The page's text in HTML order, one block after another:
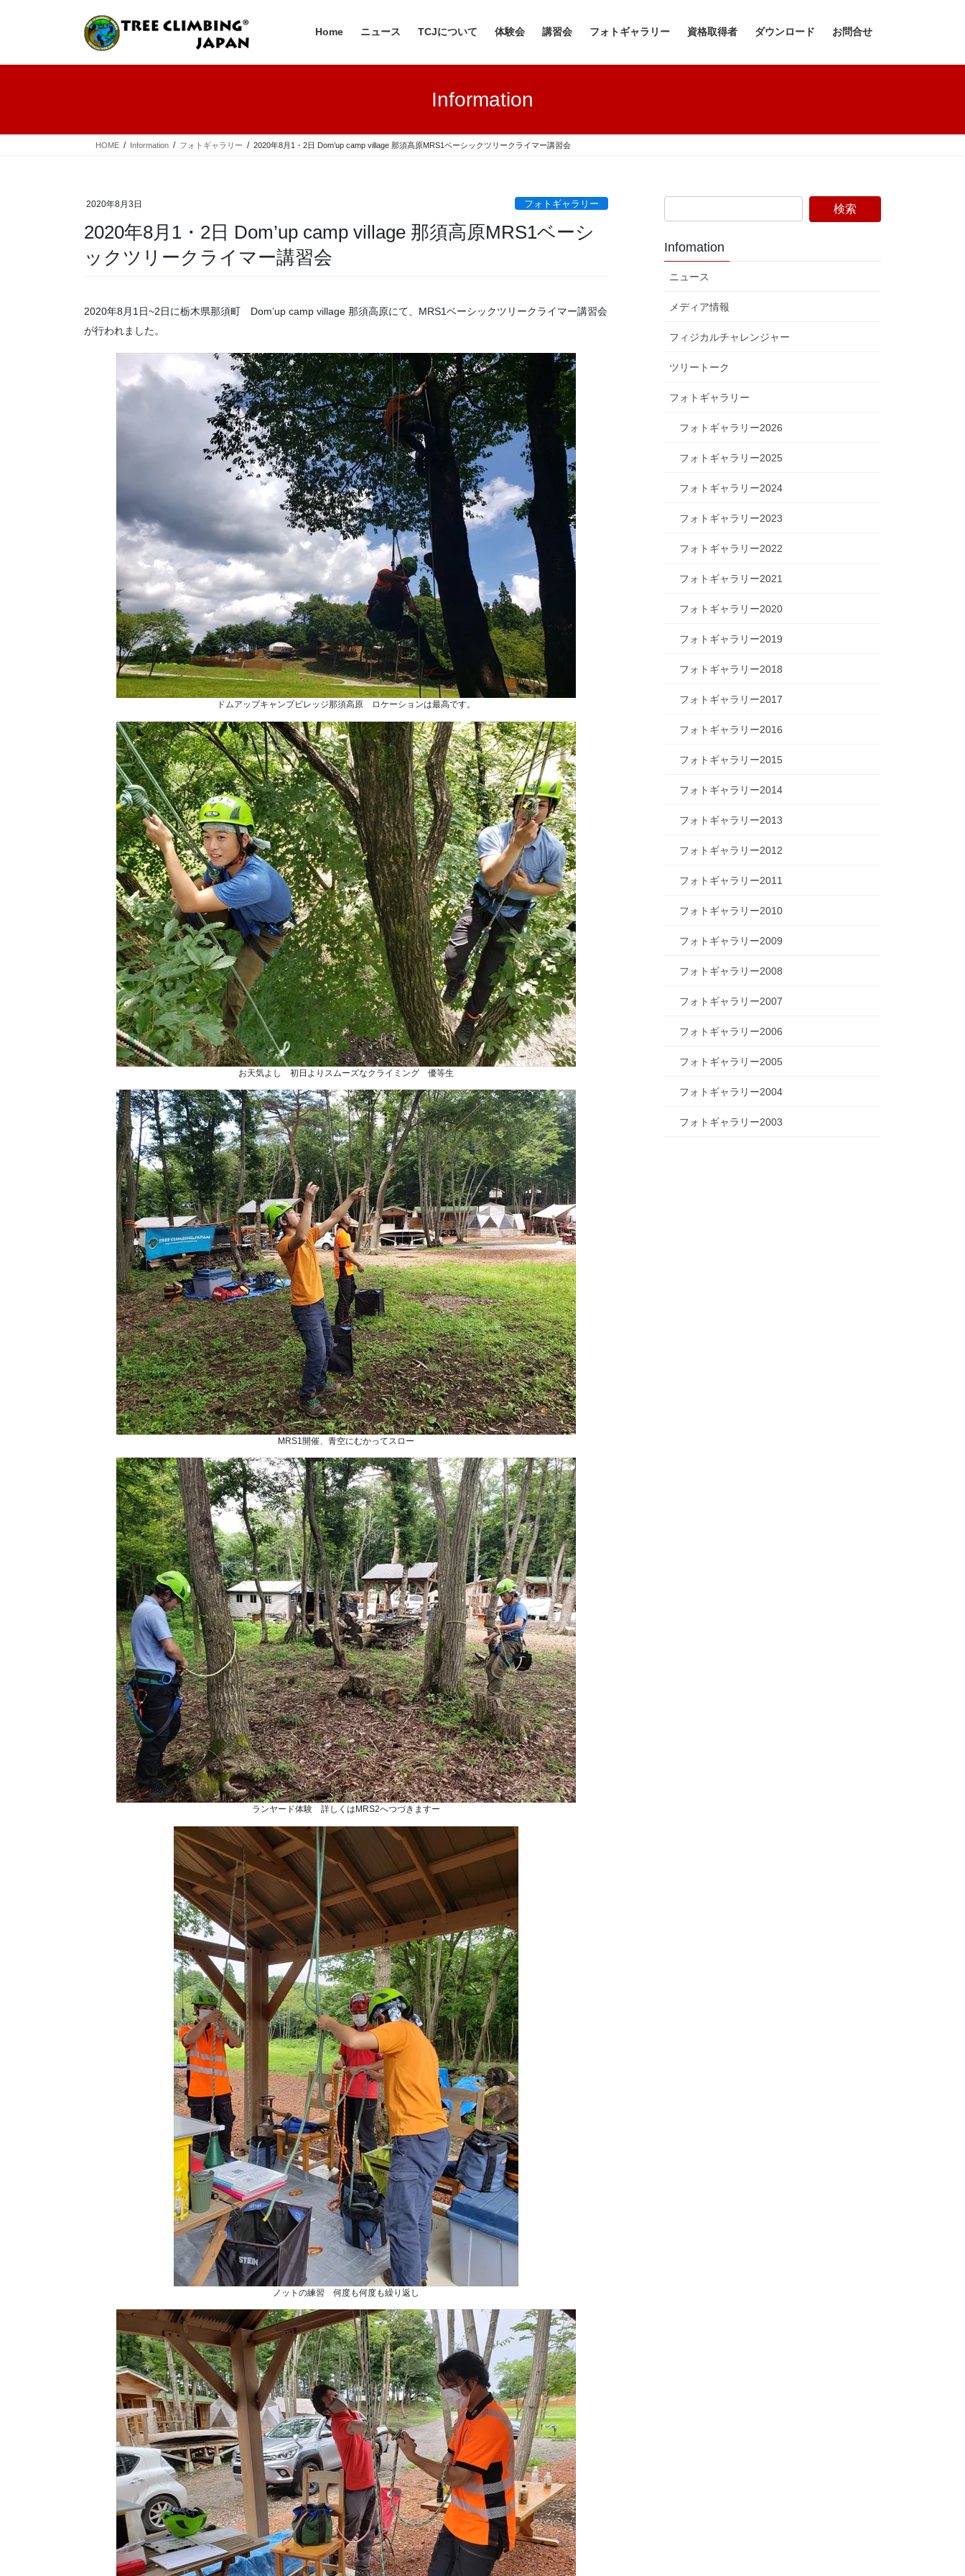
ツ
シ
Home ニュース TCJについて 体験会 講習会 フォトギャラリー 資格取得者 ダウンロード お問合せ
Information
HOME Information フォトギャラリー 2020年8月1・2日 Dom’up camp village 那須高原MRS1ベーシックツリークライマー講習会
2020年8月3日 フォトギャラリー
2020年8月1・2日 Dom’up camp village 那須高原MRS1ベーシ
ックツリークライマー講習会
2020年8月1日~2日に栃木県那須町 Dom’up camp village 那須高原にて、MRS1ベーシックツリークライマー講習会
が行われました。
ドムアップキャンプビレッジ那須高原 ロケーションは最高です。
お天気よし 初日よりスムーズなクライミング 優等生
MRS1開催、青空にむかってスロー
ランヤード体験 詳しくはMRS2へつづきますー
ノットの練習 何度も何度も繰り返し
Infomation
ニュース
メディア情報
フィジカルチャレンジャー
ツリートーク
フォトギャラリー
フォトギャラリー2026
フォトギャラリー2025
フォトギャラリー2024
フォトギャラリー2023
フォトギャラリー2022
フォトギャラリー2021
フォトギャラリー2020
フォトギャラリー2019
フォトギャラリー2018
フォトギャラリー2017
フォトギャラリー2016
フォトギャラリー2015
フォトギャラリー2014
フォトギャラリー2013
フォトギャラリー2012
フォトギャラリー2011
フォトギャラリー2010
フォトギャラリー2009
フォトギャラリー2008
フォトギャラリー2007
フォトギャラリー2006
フォトギャラリー2005
フォトギャラリー2004
フォトギャラリー2003